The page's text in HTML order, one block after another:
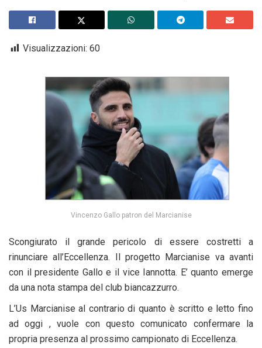
Visualizzazioni: 60
Vincenzo Gallo patron del Marcianise
Scongiurato il grande pericolo di essere costretti a
rinunciare all’Eccellenza. Il progetto Marcianise va avanti
con il presidente Gallo e il vice Iannotta. E’ quanto emerge
da una nota stampa del club biancazzurro.
L’Us Marcianise al contrario di quanto è scritto e letto fino
ad oggi , vuole con questo comunicato confermare la
propria presenza al prossimo campionato di Eccellenza.